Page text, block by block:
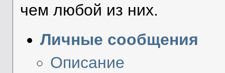
чем любой из них.
Личные сообщения
Описание